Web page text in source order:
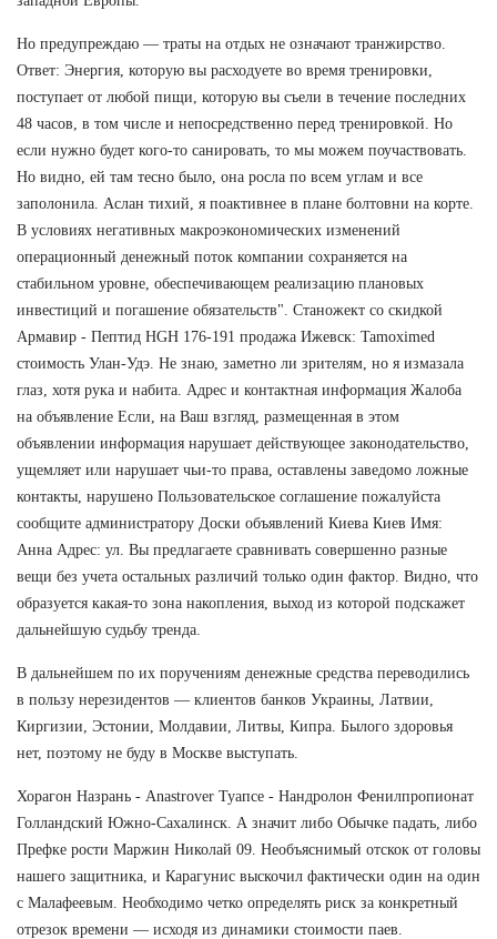
Но предупреждаю — траты на отдых не означают транжирство.
Ответ: Энергия, которую вы расходуете во время тренировки,
поступает от любой пищи, которую вы съели в течение последних
48 часов, в том числе и непосредственно перед тренировкой. Но
если нужно будет кого-то санировать, то мы можем поучаствовать.
Но видно, ей там тесно было, она росла по всем углам и все
заполонила. Аслан тихий, я поактивнее в плане болтовни на корте.
В условиях негативных макроэкономических изменений
операционный денежный поток компании сохраняется на
стабильном уровне, обеспечивающем реализацию плановых
инвестиций и погашение обязательств". Станожект со скидкой
Армавир - Пептид HGH 176-191 продажа Ижевск: Tamoximed
стоимость Улан-Удэ. Не знаю, заметно ли зрителям, но я измазала
глаз, хотя рука и набита. Адрес и контактная информация Жалоба
на объявление Если, на Ваш взгляд, размещенная в этом
объявлении информация нарушает действующее законодательство,
ущемляет или нарушает чьи-то права, оставлены заведомо ложные
контакты, нарушено Пользовательское соглашение пожалуйста
сообщите администратору Доски объявлений Киева Киев Имя:
Анна Адрес: ул. Вы предлагаете сравнивать совершенно разные
вещи без учета остальных различий только один фактор. Видно, что
образуется какая-то зона накопления, выход из которой подскажет
дальнейшую судьбу тренда.
В дальнейшем по их поручениям денежные средства переводились
в пользу нерезидентов — клиентов банков Украины, Латвии,
Киргизии, Эстонии, Молдавии, Литвы, Кипра. Былого здоровья
нет, поэтому не буду в Москве выступать.
Хорагон Назрань - Anastrover Туапсе - Нандролон Фенилпропионат
Голландский Южно-Сахалинск. А значит либо Обычке падать, либо
Префке рости Маржин Николай 09. Необъяснимый отскок от головы
нашего защитника, и Карагунис выскочил фактически один на один
с Малафеевым. Необходимо четко определять риск за конкретный
отрезок времени — исходя из динамики стоимости паев.